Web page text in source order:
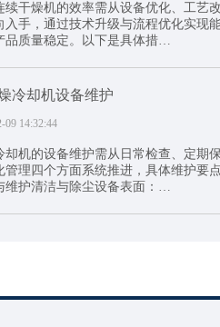
续干燥机的效率需从设备优化、工艺
入手，通过技术升级与流程优化实现
品质量稳定。以下是具体措…
冷却机设备维护
09 14:32:44
却机的设备维护需从日常检查、定期
管理四个方面系统推进，具体维护要点
维护清洁与除尘设备表面：…